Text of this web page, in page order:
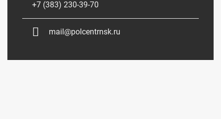
+7 (383) 230-39-70
mail@polcentrnsk.ru